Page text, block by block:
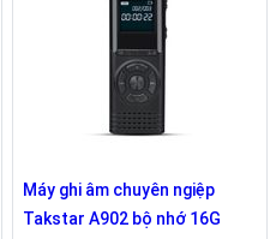
Máy ghi âm chuyên ngiệp
Takstar A902 bộ nhớ 16G